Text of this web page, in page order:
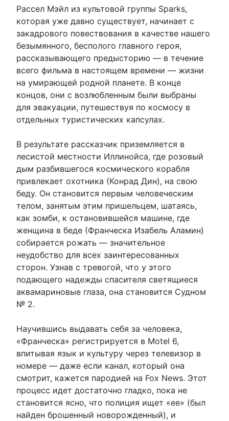
Рассел Мэйл из культовой группы Sparks,
которая уже давно существует, начинает с
закадрового повествования в качестве нашего
безымянного, бесполого главного героя,
рассказывающего предысторию — в течение
всего фильма в настоящем времени — жизни
на умирающей родной планете. В конце
концов, они с возлюбленным были выбраны
для эвакуации, путешествуя по космосу в
отдельных туристических капсулах.
В результате рассказчик приземляется в
лесистой местности Иллинойса, где розовый
дым разбившегося космического корабля
привлекает охотника (Конрад Дин), на свою
беду. Он становится первым человеческим
телом, занятым этим пришельцем, шатаясь,
как зомби, к остановившейся машине, где
женщина в беде (Франческа Изабель Аламин)
собирается рожать — значительное
неудобство для всех заинтересованных
сторон. Узнав с тревогой, что у этого
подающего надежды спасителя светящиеся
аквамариновые глаза, она становится Судном
№ 2.
Научившись выдавать себя за человека,
«Франческа» регистрируется в Motel 6,
впитывая язык и культуру через телевизор в
номере — даже если канал, который она
смотрит, кажется пародией на Fox News. Этот
процесс идет достаточно гладко, пока не
становится ясно, что полиция ищет «ее» (был
найден брошенный новорожденный), и